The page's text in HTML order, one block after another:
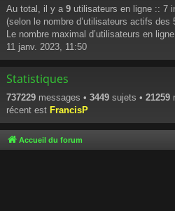
Au total, il y a 9 utilisateurs en ligne :: 7
(selon le nombre d’utilisateurs actifs des
Le nombre maximal d’utilisateurs en
11 janv. 2023, 11:50
Statistiques
737229 messages • 3449 sujets • 21259
récent est FrancisP
Accueil du forum